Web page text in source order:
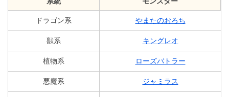
ドラゴン系 やまたのおろち
獣系 キングレオ
植物系 ローズバトラー
悪魔系 ジャミラス